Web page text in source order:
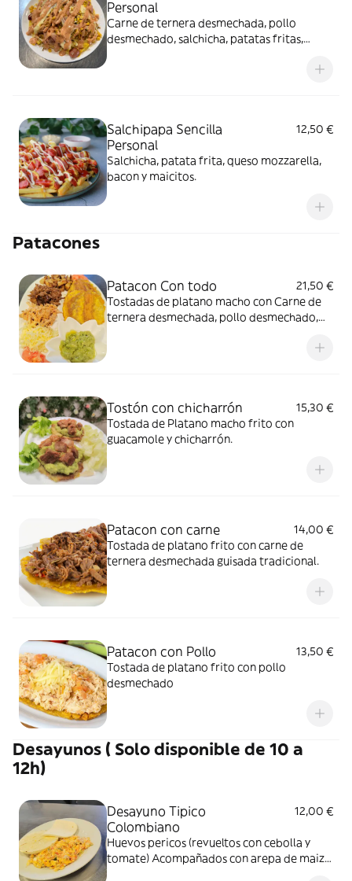
Personal
Carne de ternera desmechada, pollo
desmechado, salchicha, patatas fritas,
Salchipapa Sencilla
Personal
12,50 €
Salchicha, patata frita, queso mozzarella,
bacon y maicitos.
Patacones
Patacon Con todo
21,50 €
Tostadas de platano macho con Carne de
ternera desmechada, pollo desmechado,
Tostón con chicharrón
15,30 €
Tostada de Platano macho frito con
guacamole y chicharrón.
Patacon con carne
14,00 €
Tostada de platano frito con carne de
ternera desmechada guisada tradicional.
Patacon con Pollo
13,50 €
Tostada de platano frito con pollo
desmechado
Desayunos ( Solo disponible de 10 a
12h)
Desayuno Tipico
Colombiano
12,00 €
Huevos pericos (revueltos con cebolla y
tomate) Acompañados con arepa de maiz,